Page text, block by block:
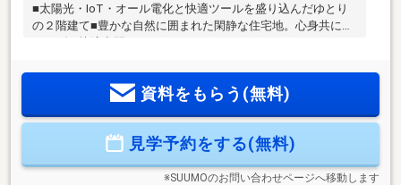
■太陽光・IoT・オール電化と快適ツールを盛り込んだゆとり
の２階建て■豊かな自然に囲まれた閑静な住宅地。心身共にく
資料をもらう(無料)
見学予約をする(無料)
※SUUMOのお問い合わせページへ移動します